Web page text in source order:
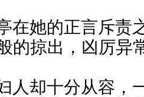
在她的正言斥责
的掠出，凶厉异
人却十分从容，